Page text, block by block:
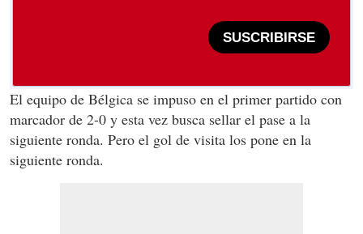
SUSCRIBIRSE
El equipo de Bélgica se impuso en el primer partido con
marcador de 2-0 y esta vez busca sellar el pase a la
siguiente ronda. Pero el gol de visita los pone en la
siguiente ronda.